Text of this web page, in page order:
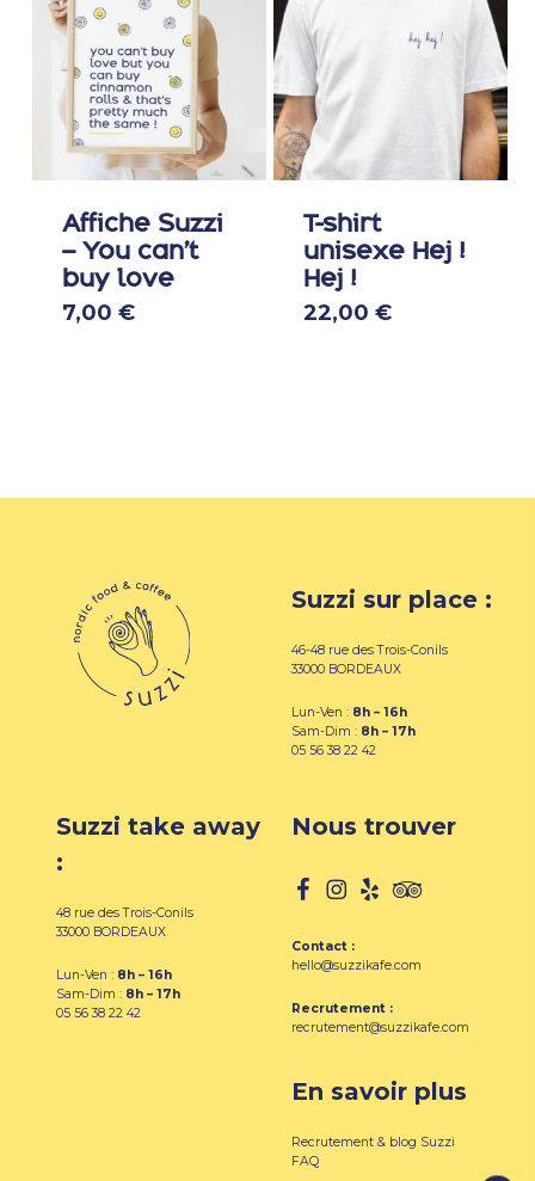
Affiche Suzzi
– You can’t
buy love
7,00 €
T-shirt
unisexe Hej !
Hej !
22,00 €
la
Suzzi sur place :
46-48 rue des Trois-Conils
33000 BORDEAUX
Lun-Ven : 8h – 16h
Sam-Dim : 8h – 17h
05 56 38 22 42
Suzzi take away
:
48 rue des Trois-Conils
33000 BORDEAUX
Lun-Ven : 8h – 16h
Sam-Dim : 8h – 17h
05 56 38 22 42
Nous trouver
Contact :
hello@suzzikafe.com
Recrutement :
recrutement@suzzikafe.com
En savoir plus
Recrutement & blog Suzzi
FAQ